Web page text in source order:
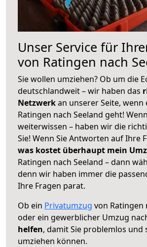
Unser Service für
von Ratingen nach
Sie wollen umziehen? Ob um die
deutschlandweit – wir haben das
Netzwerkan unserer Seite, wenn
Ratingen nach Seeland geht!
weiterwissen – haben wir die
Sie! Wenn Sie Antworten auf Ihre
was kostet überhaupt mein
Ratingen nach Seeland – dann
denn wir haben immer die
Ihre Fragen parat.
Ob ein Privatumzug von Ratingen
oder ein gewerblicher Umzug
helfen, damit Sie problemlos und
umziehen können.